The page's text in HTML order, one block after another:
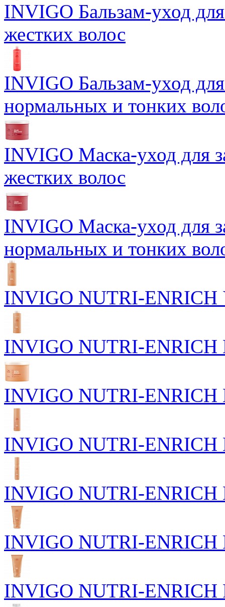
INVIGO Бальзам-уход
жестких волос
INVIGO Бальзам-уход
нормальных и тонких
INVIGO Маска-уход для
жестких волос
INVIGO Маска-уход для
нормальных и тонких
INVIGO NUTRI-ENRICH
INVIGO NUTRI-ENRICH
INVIGO NUTRI-ENRICH
INVIGO NUTRI-ENRICH
INVIGO NUTRI-ENRICH
INVIGO NUTRI-ENRICH
INVIGO NUTRI-ENRICH